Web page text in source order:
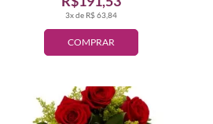
COMPRAR
3x de R$ 63,84